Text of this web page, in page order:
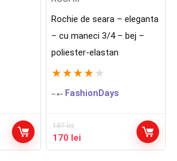
Rochie de seara – eleganta
– cu maneci 3/4 – bej –
poliester-elastan
★ ★ ★ ★ ★
FashionDays
187lei
Prețul
inițial
170 lei
curent